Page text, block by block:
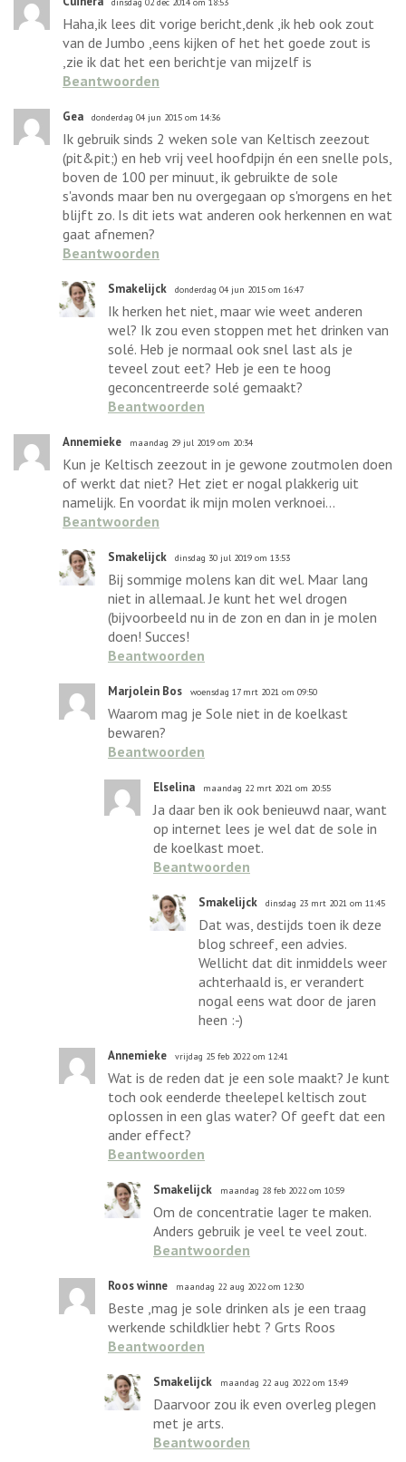
Haha,ik lees dit vorige bericht,denk ,ik heb ook zout
van de Jumbo ,eens kijken of het het goede zout is
,zie ik dat het een berichtje van mijzelf is
Beantwoorden
Gea donderdag 04 jun 2015 om 14:36
Ik gebruik sinds 2 weken sole van Keltisch zeezout
(pit&pit;) en heb vrij veel hoofdpijn én een snelle pols,
boven de 100 per minuut, ik gebruikte de sole
s'avonds maar ben nu overgegaan op s'morgens en het
blijft zo. Is dit iets wat anderen ook herkennen en wat
gaat afnemen?
Beantwoorden
Smakelijck donderdag 04 jun 2015 om 16:47
Ik herken het niet, maar wie weet anderen
wel? Ik zou even stoppen met het drinken van
solé. Heb je normaal ook snel last als je
teveel zout eet? Heb je een te hoog
geconcentreerde solé gemaakt?
Beantwoorden
Annemieke maandag 29 jul 2019 om 20:34
Kun je Keltisch zeezout in je gewone zoutmolen doen
of werkt dat niet? Het ziet er nogal plakkerig uit
namelijk. En voordat ik mijn molen verknoei...
Beantwoorden
Smakelijck dinsdag 30 jul 2019 om 13:53
Bij sommige molens kan dit wel. Maar lang
niet in allemaal. Je kunt het wel drogen
(bijvoorbeeld nu in de zon en dan in je molen
doen! Succes!
Beantwoorden
Marjolein Bos woensdag 17 mrt 2021 om 09:50
Waarom mag je Sole niet in de koelkast
bewaren?
Beantwoorden
Elselina maandag 22 mrt 2021 om 20:55
Ja daar ben ik ook benieuwd naar, want
op internet lees je wel dat de sole in
de koelkast moet.
Beantwoorden
Smakelijck dinsdag 23 mrt 2021 om 11:45
Dat was, destijds toen ik deze
blog schreef, een advies.
Wellicht dat dit inmiddels weer
achterhaald is, er verandert
nogal eens wat door de jaren
heen :-)
Annemieke vrijdag 25 feb 2022 om 12:41
Wat is de reden dat je een sole maakt? Je kunt
toch ook eenderde theelepel keltisch zout
oplossen in een glas water? Of geeft dat een
ander effect?
Beantwoorden
Smakelijck maandag 28 feb 2022 om 10:59
Om de concentratie lager te maken.
Anders gebruik je veel te veel zout.
Beantwoorden
Roos winne maandag 22 aug 2022 om 12:30
Beste ,mag je sole drinken als je een traag
werkende schildklier hebt ? Grts Roos
Beantwoorden
Smakelijck maandag 22 aug 2022 om 13:49
Daarvoor zou ik even overleg plegen
met je arts.
Beantwoorden